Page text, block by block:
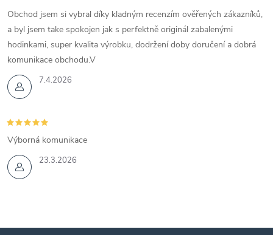
7.4.2026
Obchod jsem si vybral díky kladným recenzím ověřených zákazníků,
a byl jsem take spokojen jak s perfektně originál zabalenými
hodinkami, super kvalita výrobku, dodržení doby doručení a dobrá
komunikace obchodu.V
23.3.2026
Výborná komunikace